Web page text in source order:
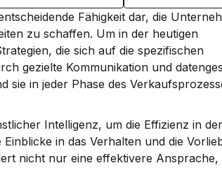
Fähigkeit dar, die
zu schaffen. Um in der heutigen
die sich auf die spezifischen
gezielte Kommunikation und
sie in jeder Phase des
Intelligenz, um die Effizienz in der
in das Verhalten und die
nicht nur eine effektivere Ansprache,